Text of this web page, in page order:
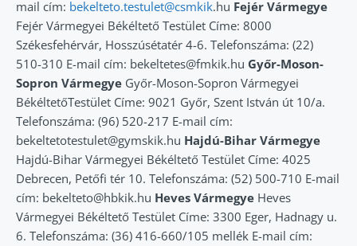
mail cím: bekelteto.testulet@csmkik.hu Fejér Vármegye
Fejér Vármegyei Békéltető Testület Címe: 8000
Székesfehérvár, Hosszúsétatér 4-6. Telefonszáma: (22)
510-310 E-mail cím: bekeltetes@fmkik.hu Győr-Moson-
Sopron Vármegye Győr-Moson-Sopron Vármegyei
BékéltetőTestület Címe: 9021 Győr, Szent István út 10/a.
Telefonszáma: (96) 520-217 E-mail cím:
bekeltetotestulet@gymskik.hu Hajdú-Bihar Vármegye
Hajdú-Bihar Vármegyei Békéltető Testület Címe: 4025
Debrecen, Petőfi tér 10. Telefonszáma: (52) 500-710 E-mail
cím: bekelteto@hbkik.hu Heves Vármegye Heves
Vármegyei Békéltető Testület Címe: 3300 Eger, Hadnagy u.
6. Telefonszáma: (36) 416-660/105 mellék E-mail cím: